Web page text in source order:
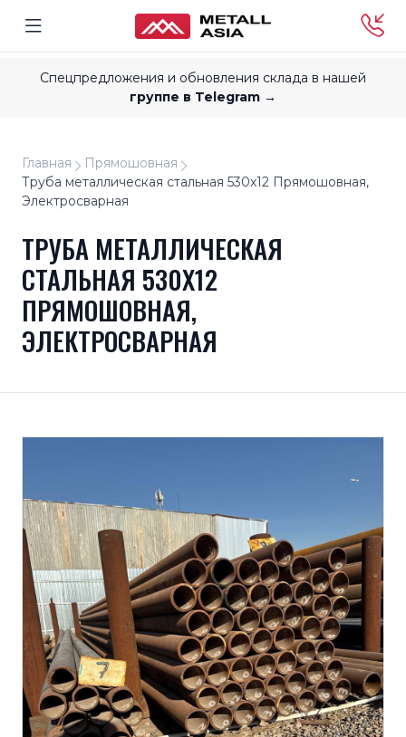
Спецпредложения и обновления склада в нашей
группе в Telegram →
Главная
Прямошовная
Труба металлическая стальная 530x12 Прямошовная,
Электросварная
ТРУБА МЕТАЛЛИЧЕСКАЯ
СТАЛЬНАЯ 530X12
ПРЯМОШОВНАЯ,
ЭЛЕКТРОСВАРНАЯ